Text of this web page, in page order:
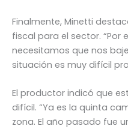
Finalmente, Minetti
fiscal para el sector. “Por
necesitamos que nos
situación es muy difícil
El productor indicó que
difícil. “Ya es la quinta
zona. El año pasado fue